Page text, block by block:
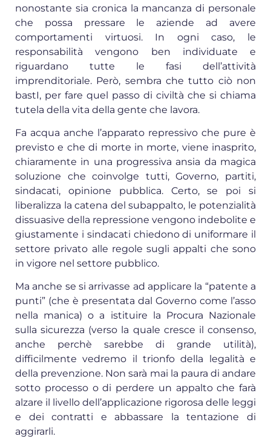
nonostante sia cronica la mancanza di personale
che possa pressare le aziende ad avere
comportamenti virtuosi. In ogni caso, le
responsabilità vengono ben individuate e
riguardano tutte le fasi dell’attività
imprenditoriale. Però, sembra che tutto ciò non
bastI, per fare quel passo di civiltà che si chiama
tutela della vita della gente che lavora.
Fa acqua anche l’apparato repressivo che pure è
previsto e che di morte in morte, viene inasprito,
chiaramente in una progressiva ansia da magica
soluzione che coinvolge tutti, Governo, partiti,
sindacati, opinione pubblica. Certo, se poi si
liberalizza la catena del subappalto, le potenzialità
dissuasive della repressione vengono indebolite e
giustamente i sindacati chiedono di uniformare il
settore privato alle regole sugli appalti che sono
in vigore nel settore pubblico.
Ma anche se si arrivasse ad applicare la “patente a
punti” (che è presentata dal Governo come l’asso
nella manica) o a istituire la Procura Nazionale
sulla sicurezza (verso la quale cresce il consenso,
anche perchè sarebbe di grande utilità),
difficilmente vedremo il trionfo della legalità e
della prevenzione. Non sarà mai la paura di andare
sotto processo o di perdere un appalto che farà
alzare il livello dell’applicazione rigorosa delle leggi
e dei contratti e abbassare la tentazione di
aggirarli.